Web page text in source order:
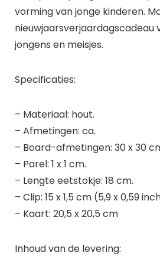
vorming van jonge kinderen.
nieuwjaarsverjaardagscadeau
jongens en meisjes.
Specificaties:
– Materiaal: hout.
– Afmetingen: ca.
– Board-afmetingen: 30 x 30 cm
– Parel: 1 x 1 cm.
– Lengte eetstokje: 18 cm.
– Clip: 15 x 1,5 cm (5,9 x 0,59
– Kaart: 20,5 x 20,5 cm
Inhoud van de levering: